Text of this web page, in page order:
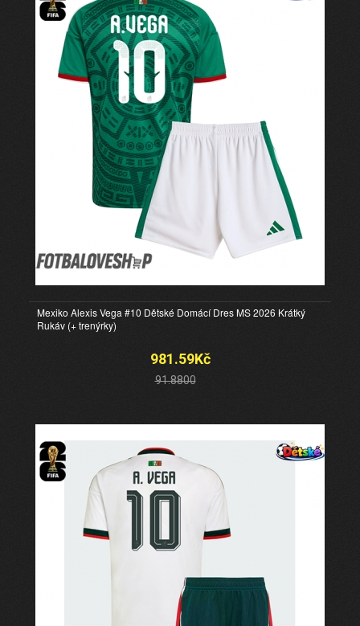
Mexiko Alexis Vega #10 Dětské Domácí Dres MS 2026 Krátký
Rukáv (+ trenýrky)
981.59Kč
91.8800